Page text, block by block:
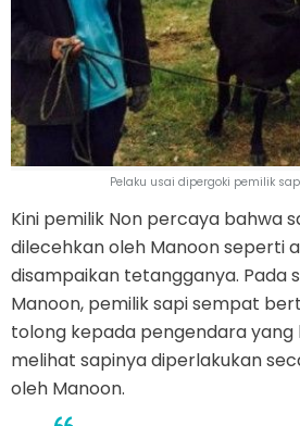
Pelaku usai dipergoki pemilik
Kini pemilik Non percaya bahwa
dilecehkan oleh Manoon seperti
disampaikan tetangganya. Pada
Manoon, pemilik sapi sempat
tolong kepada pengendara yang
melihat sapinya diperlakukan
oleh Manoon.